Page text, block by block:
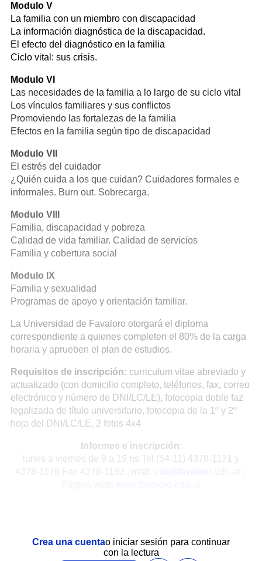
Modulo V
La familia con un miembro con discapacidad
La información diagnóstica de la discapacidad.
El efecto del diagnóstico en la familia
Ciclo vital: sus crisis.
Modulo VI
Las necesidades de la familia a lo largo de su ciclo vital
Los vínculos familiares y sus conflictos
Promoviendo las fortalezas de la familia
Efectos en la familia según tipo de discapacidad
Modulo VII
El estrés del cuidador
¿Quién cuida a los que cuidan? Cuidadores formales e
informales. Burn out. Sobrecarga.
Modulo VIII
Familia, discapacidad y pobreza
Calidad de vida familiar. Calidad de servicios
Familia y cobertura social
Modulo IX
Familia y sexualidad
Programas de apoyo y orientación familiar.
La Universidad de Favaloro otorgará el diploma
correspondiente a quienes completen el 80% de la carga
horaria y aprueben el plan de estudios.
Requisitos de inscripción: curriculum vitae abreviado y
actualizado (con domicilio completo, teléfonos, fax, correo
electrónico y número de DNI/LC/LE), fotocopia doble faz
legalizada de título universitario, fotocopia de la 1º y 2º
hoja del DNI/LC/LE, 2 fotos 4x4
Informes e inscripción:
lunes a viernes de 9 a 19 hs Tel (54-11) 4378-1171 y
Crea una cuentao iniciar sesión para continuar
con la lectura